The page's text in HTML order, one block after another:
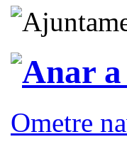
Ometre